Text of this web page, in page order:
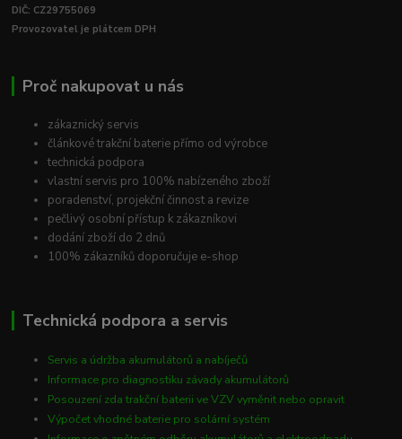
DIČ: CZ29755069
Provozovatel je plátcem DPH
Proč nakupovat u nás
zákaznický servis
článkové trakční baterie přímo od výrobce
technická podpora
vlastní servis pro 100% nabízeného zboží
poradenství, projekční činnost a revize
pečlivý osobní přístup k zákazníkovi
dodání zboží do 2 dnů
100% zákazníků doporučuje e-shop
Technická podpora a servis
Servis a údržba akumulátorů a nabíječů
Informace pro diagnostiku závady akumulátorů
Posouzení zda trakční baterii ve VZV vyměnit nebo opravit
Výpočet vhodné baterie pro solární systém